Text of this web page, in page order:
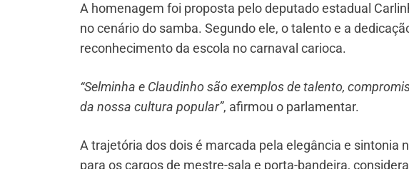
A homenagem foi proposta pelo deputado estadual
no cenário do samba. Segundo ele, o talento e a
reconhecimento da escola no carnaval carioca.
“Selminha e Claudinho são exemplos de talento,
da nossa cultura popular”, afirmou o parlamentar.
A trajetória dos dois é marcada pela elegância e sintonia
para os cargos de mestre-sala e porta-bandeira,